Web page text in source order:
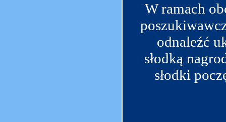
W ramach
odnaleźć
słodką
słodki